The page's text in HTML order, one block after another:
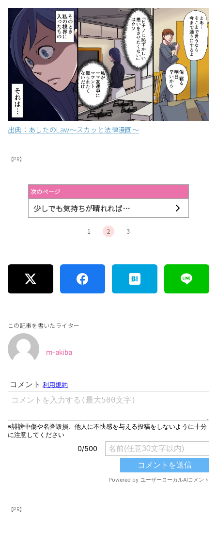
出典：あしたのLaw〜スカッと法律漫画〜
【PR】
次のページ
少しでも気持ちが晴れれば…
1 2 3
この記事を書いたライター
m-akiba
【PR】